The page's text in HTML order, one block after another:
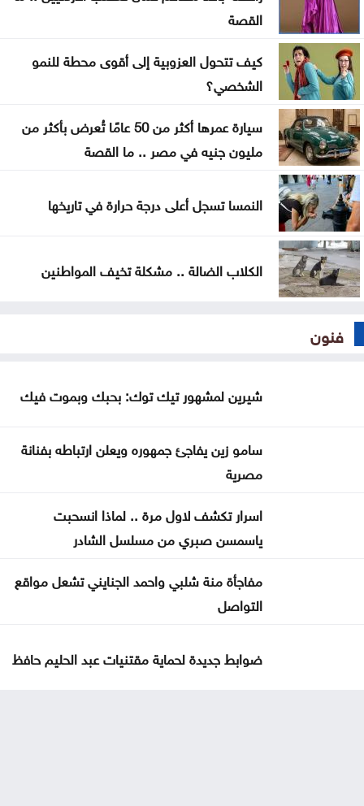
دولة صغيرة .. بس قَدّ حالنا وأكبر من الخارطة !
كلّيّة الحقوق في الجامعة الأردنيّة تُواصل صناعة
الكفاءات القانونيّة بتخريج 265 طالبًا وطالبةً
كلّيّة الهندسة في الجامعة الأردنيّة تودّع 808 من خرّيجيها
ضمن فوج الهواشم
القصة
كيف تتحول العزوبية إلى أقوى محطة للنمو
الشخصي؟
سيارة عمرها أكثر من 50 عامًا تُعرض بأكثر من
مليون جنيه في مصر .. ما القصة
النمسا تسجل أعلى درجة حرارة في تاريخها
الكلاب الضالة .. مشكلة تخيف المواطنين
فنون
شيرين لمشهور تيك توك: بحبك وبموت فيك
سامو زين يفاجئ جمهوره ويعلن ارتباطه بفنانة
مصرية
اسرار تكشف لاول مرة .. لماذا انسحبت
ياسمسن صبري من مسلسل الشادر
مفاجأة منة شلبي واحمد الجنايني تشعل مواقع
التواصل
ضوابط جديدة لحماية مقتنيات عبد الحليم حافظ